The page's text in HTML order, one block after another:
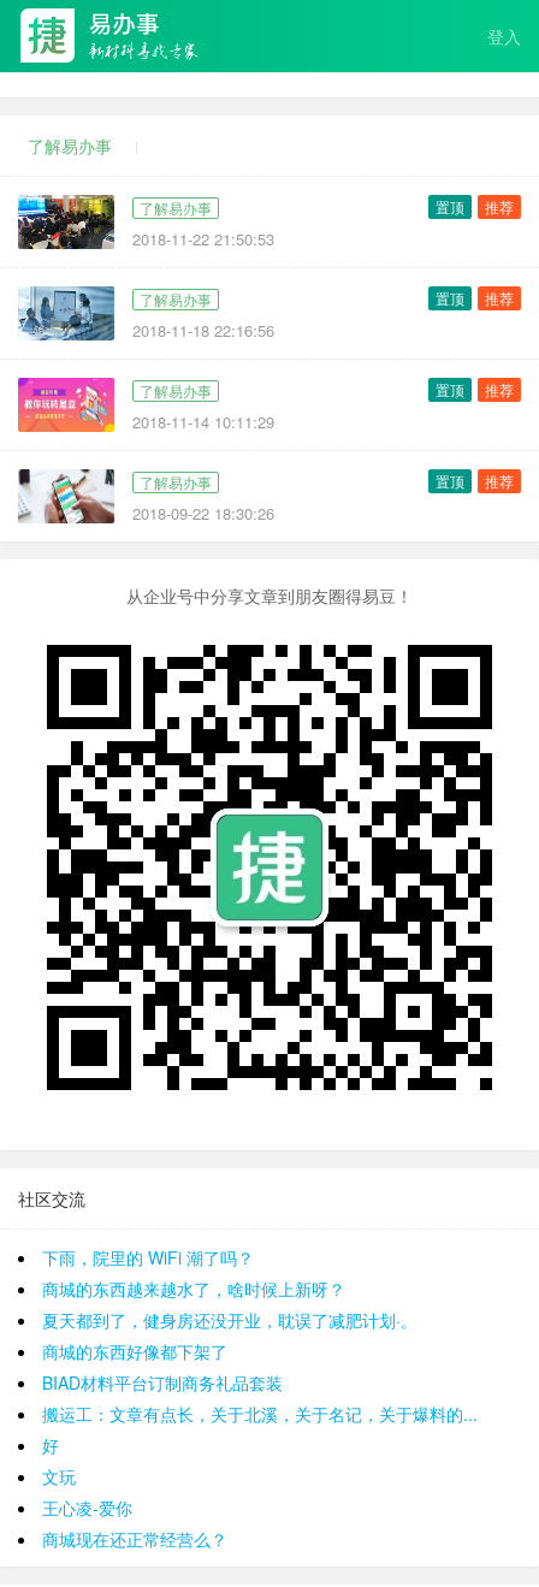
登入
了解易办事
了解易办事 易办事打造建筑设计行业“滴滴”——技术研讨会简报
2018-11-22 21:50:53
置顶 推荐
了解易办事 易办事打造建筑设计行业“滴滴”——定制篇
2018-11-18 22:16:56
置顶 推荐
了解易办事 易办事打造建筑设计行业“滴滴”——易豆篇
2018-11-14 10:11:29
置顶 推荐
了解易办事 易办事打造建筑设计行业“滴滴”——产品设计篇
2018-09-22 18:30:26
置顶 推荐
从企业号中分享文章到朋友圈得易豆！
社区交流
下雨，院里的 WiFi 潮了吗？
商城的东西越来越水了，啥时候上新呀？
夏天都到了，健身房还没开业，耽误了减肥计划·。
商城的东西好像都下架了
BIAD材料平台订制商务礼品套装
搬运工：文章有点长，关于北溪，关于名记，关于爆料的...
好
文玩
王心凌-爱你
商城现在还正常经营么？